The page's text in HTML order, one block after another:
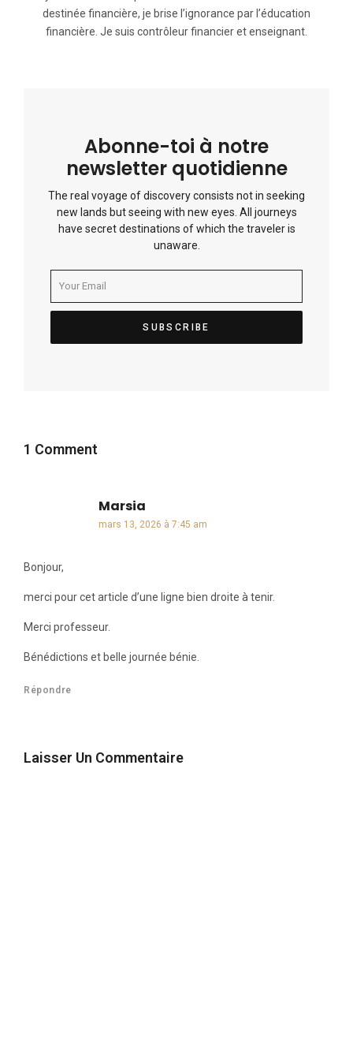
destinée financière, je brise l’ignorance par l’éducation
financière. Je suis contrôleur financier et enseignant.
Abonne-toi à notre
newsletter quotidienne
The real voyage of discovery consists not in seeking
new lands but seeing with new eyes. All journeys
have secret destinations of which the traveler is
unaware.
1 Comment
Marsia
mars 13, 2026 à 7:45 am
Bonjour,
merci pour cet article d’une ligne bien droite à tenir.
Merci professeur.
Bénédictions et belle journée bénie.
Répondre
Laisser Un Commentaire